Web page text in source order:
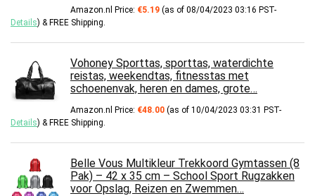
Amazon.nl Price: €5.19 (as of 08/04/2023 03:16 PST-
Details) &FREE Shipping.
Vohoney Sporttas, sporttas, waterdichte
reistas, weekendtas, fitnesstas met
schoenenvak, heren en dames, grote…
Amazon.nl Price: €48.00 (as of 10/04/2023 03:31 PST-
Details) &FREE Shipping.
Belle Vous Multikleur Trekkoord Gymtassen (8
Pak) – 42 x 35 cm – School Sport Rugzakken
voor Opslag, Reizen en Zwemmen…